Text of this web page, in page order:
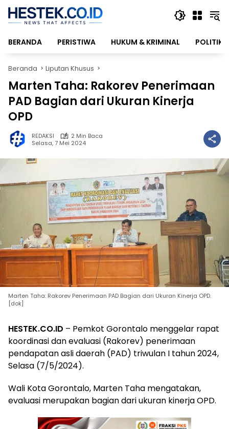
Langsung
konten
BERANDA
PERISTIWA HUKUM & KRIMINAL POLITIK
Beranda Liputan Khusus
Marten Taha: Rakorev Penerimaan
PAD Bagian dari Ukuran Kinerja
OPD
REDAKSI
2 Min Baca
Selasa, 7 Mei 2024
Marten Taha: Rakorev Penerimaan PAD Bagian dari Ukuran Kinerja OPD.
[dok]
HESTEK.CO.ID – Pemkot Gorontalo menggelar rapat
koordinasi dan evaluasi (Rakorev) penerimaan
pendapatan asli daerah (PAD) triwulan I tahun 2024,
Selasa (7/5/2024).
Wali Kota Gorontalo, Marten Taha mengatakan,
evaluasi merupakan bagian dari ukuran kinerja OPD.